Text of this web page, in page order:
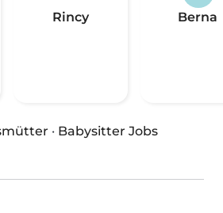
Rincy Berna
· Babysitter Jobs